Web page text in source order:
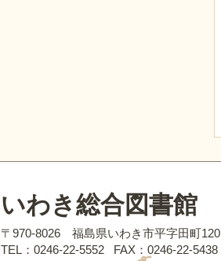
いわき総合図書館
〒970-8026 福島県いわき市平字田町120
TEL：0246-22-5552
FAX：0246-22-5438